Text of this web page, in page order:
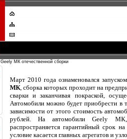
Geеly МК отечественной сборки
Март 2010 года ознаменовался
МК, сборка которых проходит на
сварки и заканчивая покраской,
Автомобили можно будет приобрести в
зависимости от этого стоимость
рублей. На автомобили Geely
распространяется гарантийный срок
условие касается главных агрегатов и